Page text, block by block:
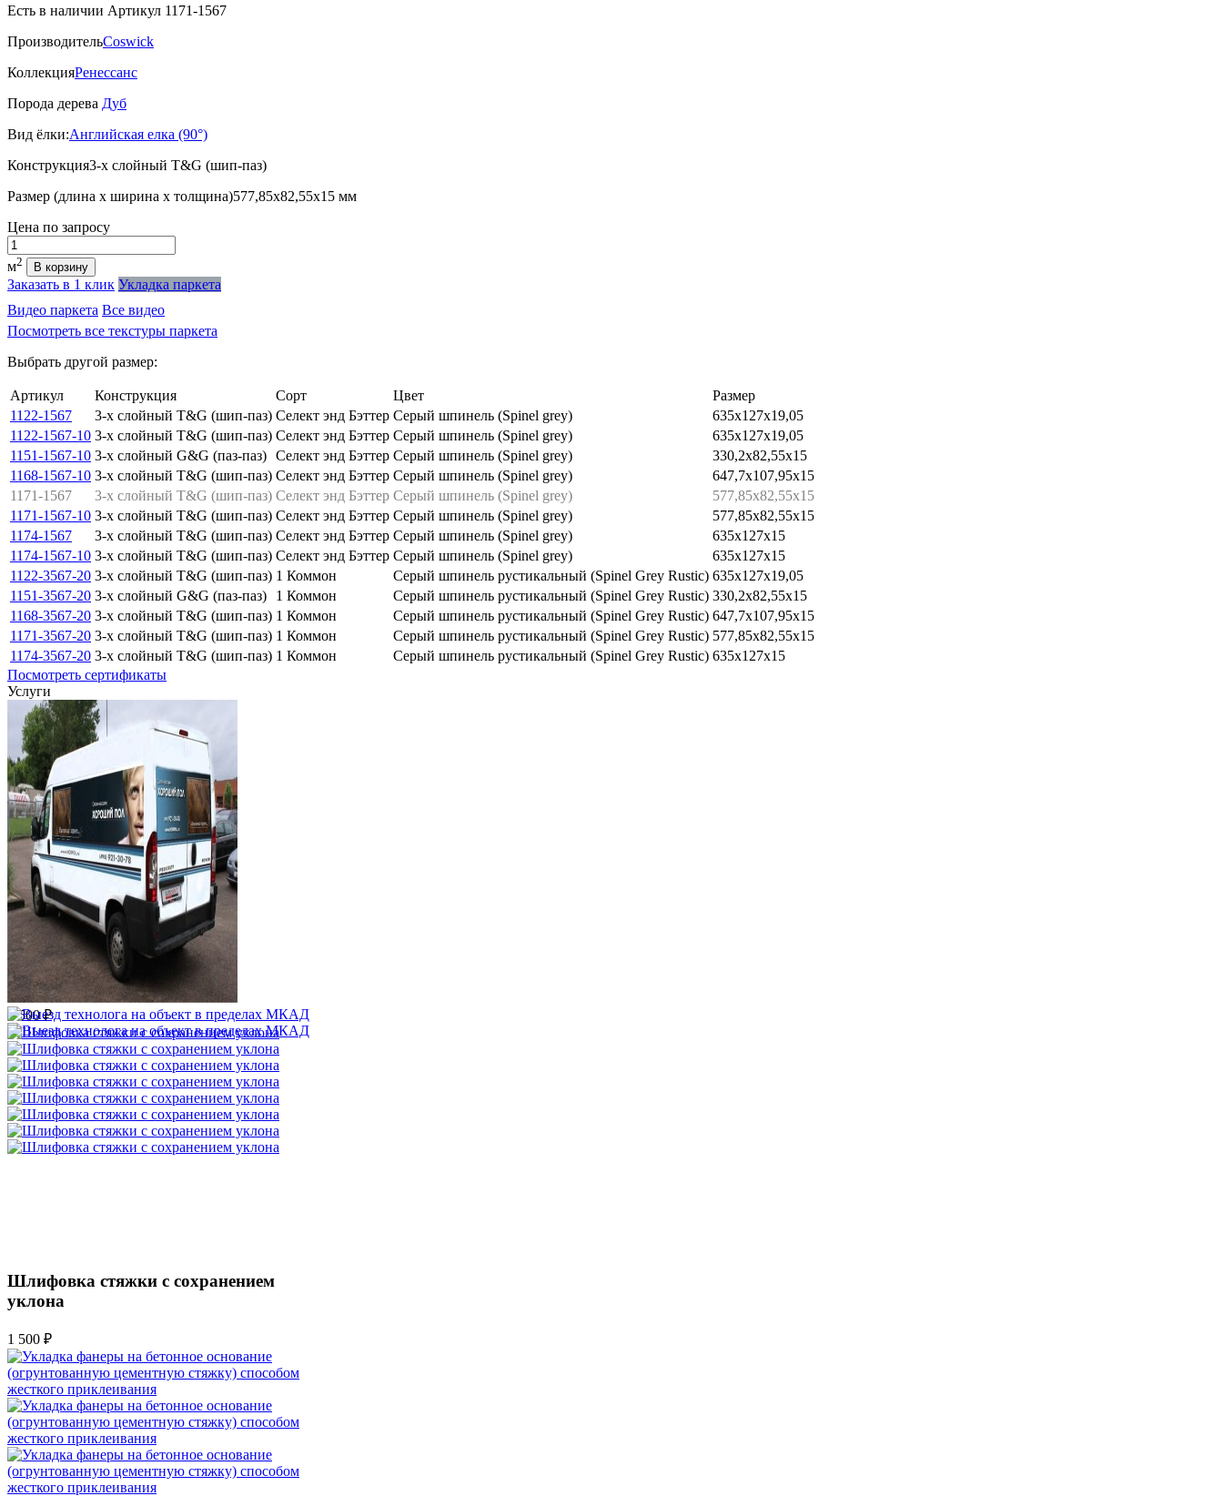
Есть в наличии Артикул 1171-1567
ПроизводительCoswick
КоллекцияРенессанс
Порода дерева Дуб
Вид ёлки:Английская елка (90°)
Конструкция3-х слойный T&G (шип-паз)
Размер (длина х ширина х толщина)577,85х82,55х15 мм
Цена по запросу
Количество
м2 В корзину
Заказать в 1 клик Укладка паркета
Видео паркета Все видео
Посмотреть все текстуры паркета
Выбрать другой размер:
Артикул Конструкция Сорт Цвет
Размер
1122-1567
3-х слойный T&G (шип-паз) Селект энд Бэттер Серый шпинель (Spinel grey)
635x127x19,05
1122-1567-10 3-х слойный T&G (шип-паз) Селект энд Бэттер Серый шпинель (Spinel grey)
635x127x19,05
1151-1567-10 3-х слойный G&G (паз-паз) Селект энд Бэттер Серый шпинель (Spinel grey)
330,2x82,55x15
1168-1567-10 3-х слойный T&G (шип-паз) Селект энд Бэттер Серый шпинель (Spinel grey)
647,7x107,95x15
1171-1567
3-х слойный T&G (шип-паз) Селект энд Бэттер Серый шпинель (Spinel grey)
577,85x82,55x15
1171-1567-10 3-х слойный T&G (шип-паз) Селект энд Бэттер Серый шпинель (Spinel grey)
577,85x82,55x15
1174-1567
3-х слойный T&G (шип-паз) Селект энд Бэттер Серый шпинель (Spinel grey)
635x127x15
1174-1567-10 3-х слойный T&G (шип-паз) Селект энд Бэттер Серый шпинель (Spinel grey)
635x127x15
1122-3567-20 3-х слойный T&G (шип-паз) 1 Коммон Серый шпинель рустикальный (Spinel Grey Rustic) 635x127x19,05
1151-3567-20 3-х слойный G&G (паз-паз) 1 Коммон Серый шпинель рустикальный (Spinel Grey Rustic) 330,2x82,55x15
1168-3567-20 3-х слойный T&G (шип-паз) 1 Коммон Серый шпинель рустикальный (Spinel Grey Rustic) 647,7x107,95x15
1171-3567-20 3-х слойный T&G (шип-паз) 1 Коммон Серый шпинель рустикальный (Spinel Grey Rustic) 577,85x82,55x15
1174-3567-20 3-х слойный T&G (шип-паз) 1 Коммон Серый шпинель рустикальный (Spinel Grey Rustic) 635x127x15
Посмотреть сертификаты
Услуги
Выезд технолога на объект в
пределах МКАД
3 500 ₽
Шлифовка стяжки с сохранением
уклона
1 500 ₽